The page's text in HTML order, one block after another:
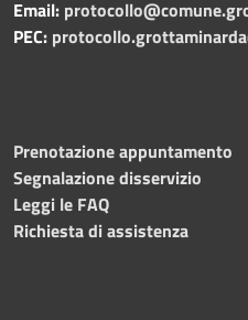
Email:
PEC:
Prenotazione appuntamento
Segnalazione disservizio
Leggi le FAQ
Richiesta di assistenza